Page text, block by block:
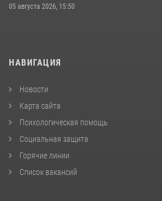
05 августа 2026, 15:50
НАВИГАЦИЯ
Новости
Карта сайта
Психологическая помощь
Социальная защита
Горячие линии
Список вакансий